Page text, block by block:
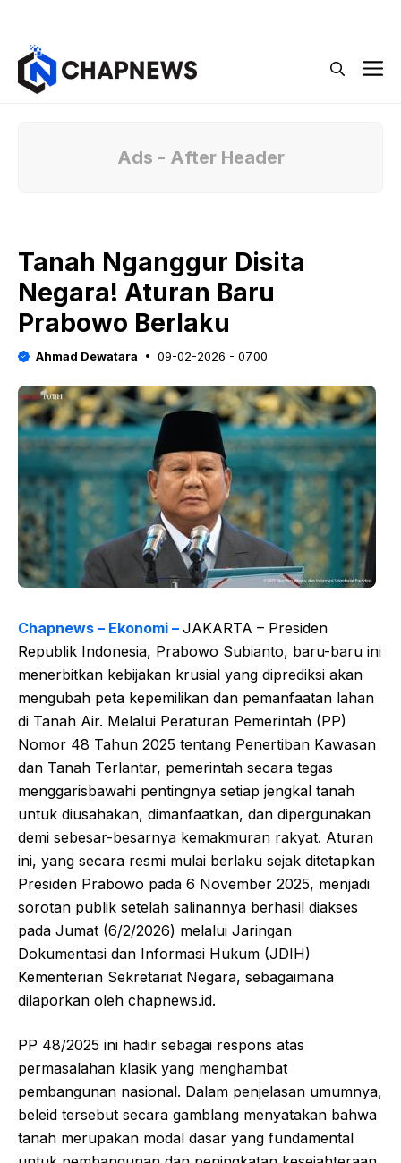
Ads - After Header
Tanah Nganggur Disita
Negara! Aturan Baru
Prabowo Berlaku
Ahmad Dewatara 09-02-2026 - 07.00
Chapnews – Ekonomi – JAKARTA – Presiden
Republik Indonesia, Prabowo Subianto, baru-baru ini
menerbitkan kebijakan krusial yang diprediksi akan
mengubah peta kepemilikan dan pemanfaatan lahan
di Tanah Air. Melalui Peraturan Pemerintah (PP)
Nomor 48 Tahun 2025 tentang Penertiban Kawasan
dan Tanah Terlantar, pemerintah secara tegas
menggarisbawahi pentingnya setiap jengkal tanah
untuk diusahakan, dimanfaatkan, dan dipergunakan
demi sebesar-besarnya kemakmuran rakyat. Aturan
ini, yang secara resmi mulai berlaku sejak ditetapkan
Presiden Prabowo pada 6 November 2025, menjadi
sorotan publik setelah salinannya berhasil diakses
pada Jumat (6/2/2026) melalui Jaringan
Dokumentasi dan Informasi Hukum (JDIH)
Kementerian Sekretariat Negara, sebagaimana
dilaporkan oleh chapnews.id.
PP 48/2025 ini hadir sebagai respons atas
permasalahan klasik yang menghambat
pembangunan nasional. Dalam penjelasan umumnya,
beleid tersebut secara gamblang menyatakan bahwa
tanah merupakan modal dasar yang fundamental